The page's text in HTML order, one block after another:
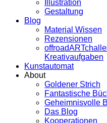
Illustration
Gestaltung
Blog
Material Wissen
Rezensionen
Kreativaufgaben
Kunstautomat
About
Goldener Strich
Fantastische
Geheimnisvolle
Das Blog
Kooperationen